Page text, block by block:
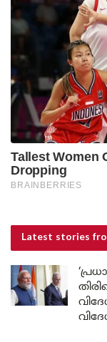
Latest stories